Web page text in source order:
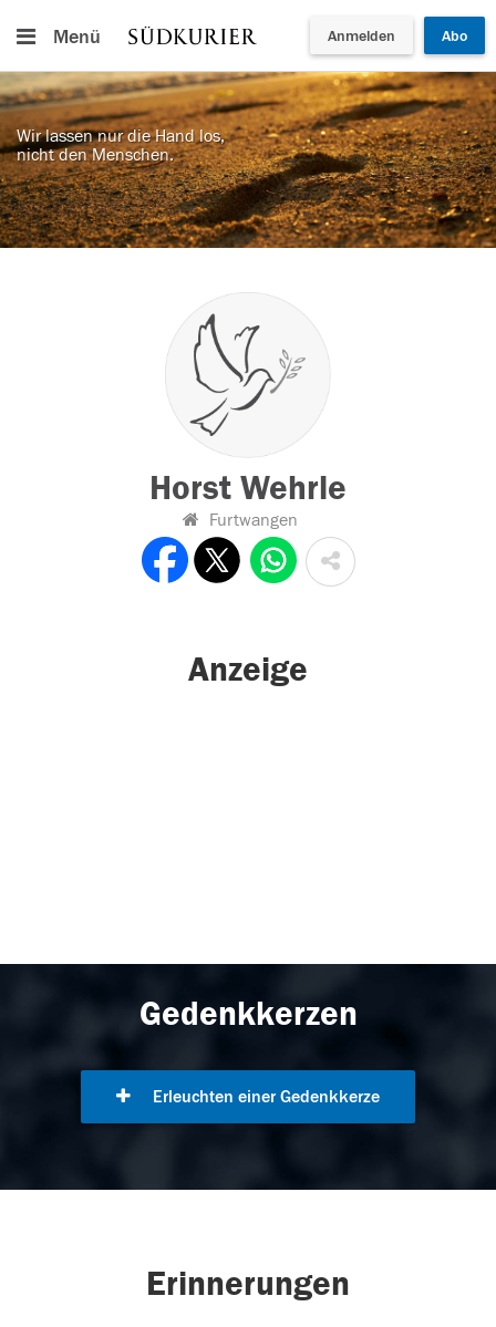
Menü Anmelden Abo
Wir lassen nur die Hand los,
nicht den Menschen.
Horst Wehrle
Furtwangen
Anzeige
Gedenkkerzen
Erleuchten einer Gedenkkerze
Erinnerungen